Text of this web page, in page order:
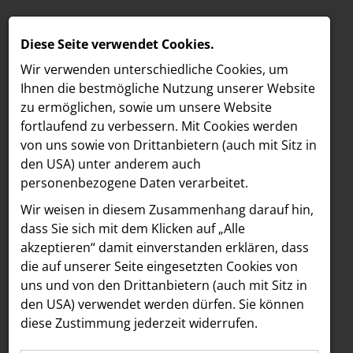
MELDUNGEN
LOEBELL NORDBERG
INNER
aehre
Astoria Artshow
B/S/H Hausgeräte
Meldungen / Freshfields
Text Bilder
27.06.2025
Freshfields begleitet
Verkauf der WTE
Diese Seite verwendet Cookies.
Wir verwenden unterschiedliche Cookies, um
Ihnen die best­mögliche Nutzung unserer Website
zu ermöglichen, sowie um unsere Website
fortlaufend zu verbessern. Mit Cookies werden
von uns sowie von Drittanbietern (auch mit Sitz in
den USA) unter anderem auch
personenbezogene Daten verarbeitet.
Wir weisen in diesem Zusammenhang darauf hin,
dass Sie sich mit dem Klicken auf „Alle
akzeptieren“ damit ein­ver­standen erklären, dass
die auf unserer Seite eingesetzten Cookies von
uns und von den Drittanbietern (auch mit Sitz in
den USA) verwendet werden dürfen. Sie können
diese Zustimmung jederzeit widerrufen.